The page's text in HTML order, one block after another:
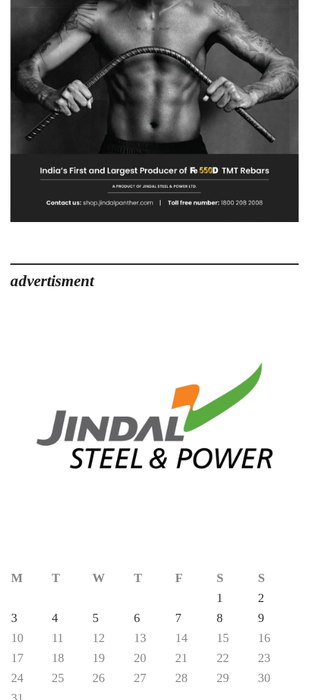
advertisment
M T W T F S
S
1
2
3
4 5 6 7 8
9
10
11 12 13 14 15
16
17
18 19 20 21 22
23
24
25 26 27 28 29
30